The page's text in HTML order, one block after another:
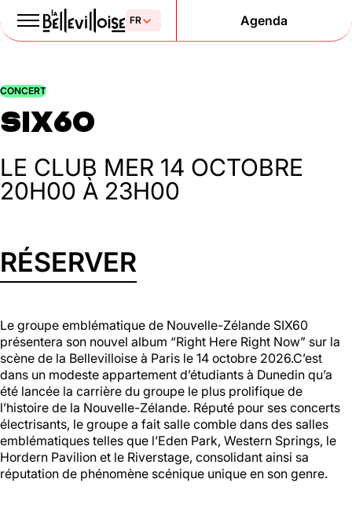
Le Paris
de la liberté
depuis 1877
Agenda
Halle aux
Oliviers🍴
Jeu, Ven, Sam : 19h00 - 01h00
Dim : 11h30 - 16h00
Lun, Mar, Mer : Fermé
CONCERT
SIX60
LE CLUB MER 14 OCTOBRE
20H00 À 23H00
RÉSERVER
Le groupe emblématique de Nouvelle-Zélande SIX60
présentera son nouvel album “Right Here Right Now” sur la
scène de la Bellevilloise à Paris le 14 octobre 2026.C’est
dans un modeste appartement d’étudiants à Dunedin qu’a
été lancée la carrière du groupe le plus prolifique de
l’histoire de la Nouvelle-Zélande. Réputé pour ses concerts
électrisants, le groupe a fait salle comble dans des salles
emblématiques telles que l’Eden Park, Western Springs, le
Hordern Pavilion et le Riverstage, consolidant ainsi sa
réputation de phénomène scénique unique en son genre.